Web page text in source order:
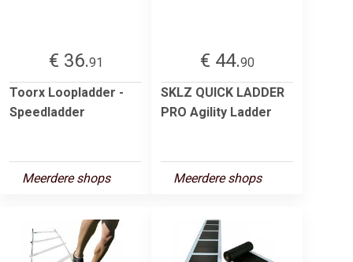
€ 36.91
Toorx Loopladder -
Speedladder
Meerdere shops
€ 44.90
SKLZ QUICK LADDER
PRO Agility Ladder
Meerdere shops